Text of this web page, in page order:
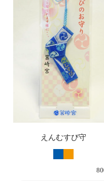
えんむすび守